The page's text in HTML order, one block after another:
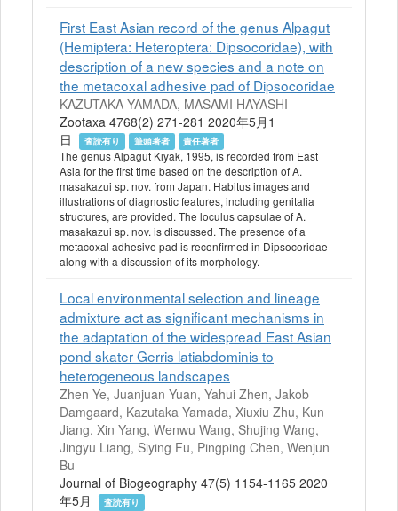
First East Asian record of the genus Alpagut
(Hemiptera: Heteroptera: Dipsocoridae), with
description of a new species and a note on
the metacoxal adhesive pad of Dipsocoridae
KAZUTAKA YAMADA, MASAMI HAYASHI
Zootaxa 4768(2) 271-281 2020年5月1
日
査読有り 筆頭著者 責任著者
The genus Alpagut Kıyak, 1995, is recorded from East
Asia for the first time based on the description of A.
masakazui sp. nov. from Japan. Habitus images and
illustrations of diagnostic features, including genitalia
structures, are provided. The loculus capsulae of A.
masakazui sp. nov. is discussed. The presence of a
metacoxal adhesive pad is reconfirmed in Dipsocoridae
along with a discussion of its morphology.
Local environmental selection and lineage
admixture act as significant mechanisms in
the adaptation of the widespread East Asian
pond skater Gerris latiabdominis to
heterogeneous landscapes
Zhen Ye, Juanjuan Yuan, Yahui Zhen, Jakob
Damgaard, Kazutaka Yamada, Xiuxiu Zhu, Kun
Jiang, Xin Yang, Wenwu Wang, Shujing Wang,
Jingyu Liang, Siying Fu, Pingping Chen, Wenjun
Bu
Journal of Biogeography 47(5) 1154-1165 2020
年5月
査読有り